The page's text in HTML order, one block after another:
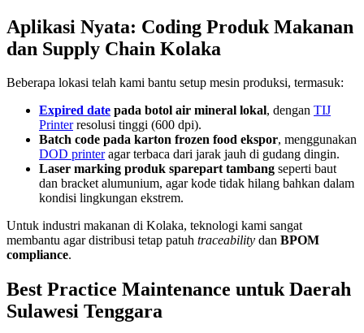
Aplikasi Nyata: Coding Produk Makanan
dan Supply Chain Kolaka
Beberapa lokasi telah kami bantu setup mesin produksi, termasuk:
Expired date pada botol air mineral lokal, dengan TIJ
Printerresolusi tinggi (600 dpi).
Batch code pada karton frozen food ekspor, menggunakan
DOD printeragar terbaca dari jarak jauh di gudang dingin.
Laser marking produk sparepart tambang seperti baut
dan bracket alumunium, agar kode tidak hilang bahkan dalam
kondisi lingkungan ekstrem.
Untuk industri makanan di Kolaka, teknologi kami sangat
membantu agar distribusi tetap patuh traceability dan BPOM
compliance.
Best Practice Maintenance untuk Daerah
Sulawesi Tenggara